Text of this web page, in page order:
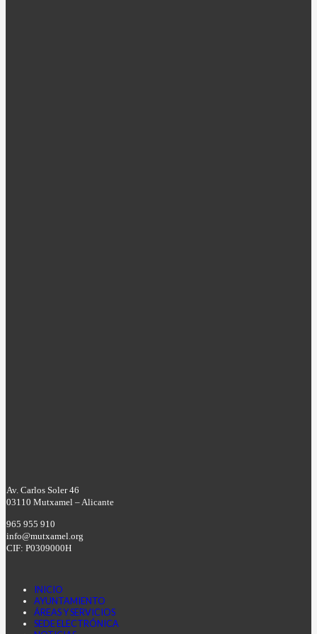
Av. Carlos Soler 46
03110 Mutxamel – Alicante
965 955 910
info@mutxamel.org
CIF: P0309000H
INICIO
AYUNTAMIENTO
ÁREAS Y SERVICIOS
SEDE ELECTRÓNICA